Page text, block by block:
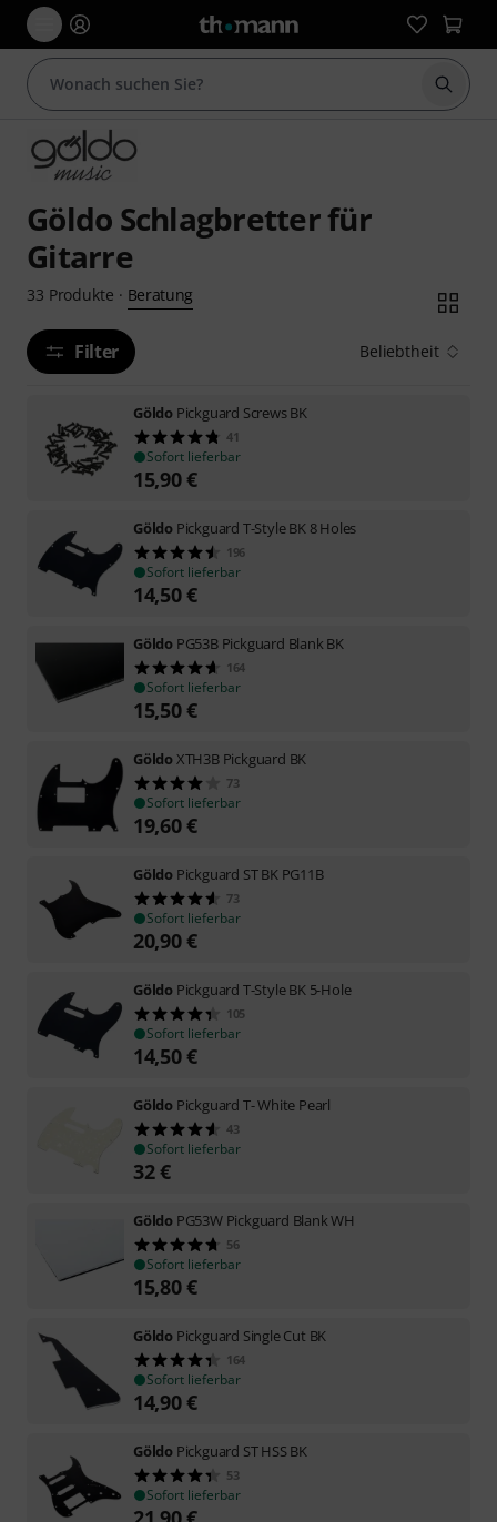
Suche
Göldo Schlagbretter für
Gitarre
33 Produkte · Beratung
Filter Beliebtheit
Göldo Pickguard Screws BK
41
Sofort lieferbar
15,90€
Göldo Pickguard T-Style BK 8 Holes
196
Sofort lieferbar
14,50€
Göldo PG53B Pickguard Blank BK
164
Sofort lieferbar
15,50€
GöldoXTH3B Pickguard BK
73
Sofort lieferbar
19,60€
Göldo Pickguard ST BK PG11B
73
Sofort lieferbar
20,90€
Göldo Pickguard T-Style BK 5-Hole
105
Sofort lieferbar
14,50€
Göldo Pickguard T- White Pearl
43
Sofort lieferbar
32€
Göldo PG53W Pickguard Blank WH
56
Sofort lieferbar
15,80€
Göldo Pickguard Single Cut BK
164
Sofort lieferbar
14,90€
Göldo Pickguard ST HSS BK
53
Sofort lieferbar